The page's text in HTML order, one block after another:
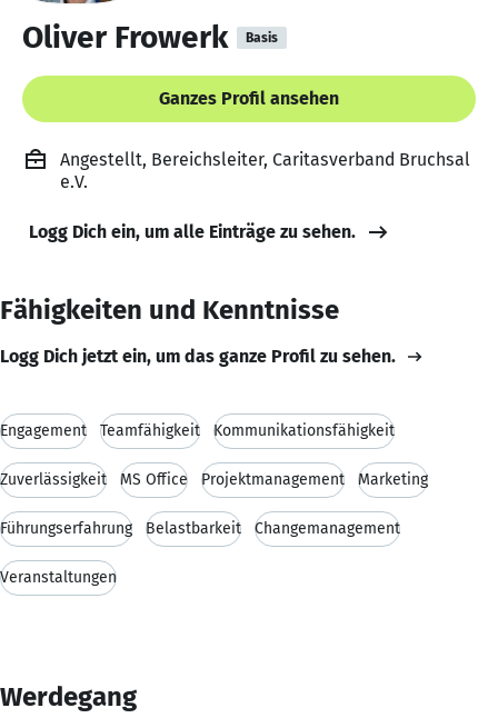
Oliver Frowerk Basis
Ganzes Profil ansehen
Angestellt, Bereichsleiter, Caritasverband Bruchsal
e.V.
Logg Dich ein, um alle Einträge zu sehen.
Fähigkeiten und Kenntnisse
Logg Dich jetzt ein, um das ganze Profil zu sehen.
Engagement Teamfähigkeit Kommunikationsfähigkeit
Zuverlässigkeit MS Office Projektmanagement Marketing
Führungserfahrung Belastbarkeit Changemanagement
Veranstaltungen
Werdegang